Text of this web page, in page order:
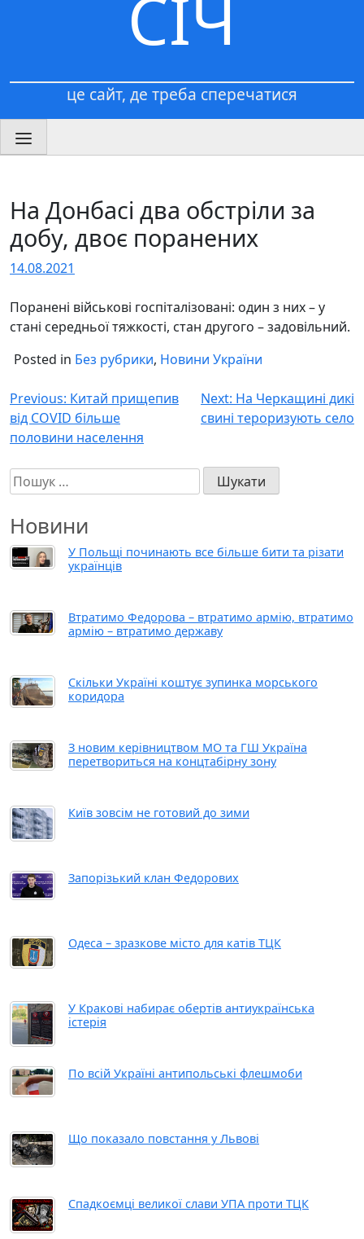
СІЧ
це сайт, де треба сперечатися
На Донбасі два обстріли за
добу, двоє поранених
14.08.2021
Поранені військові госпіталізовані: один з них – у
стані середньої тяжкості, стан другого – задовільний.
Posted in Без рубрики, Новини України
Навігація
записів
Previous: Китай прищепив
від COVID більше
половини населення
Next: На Черкащині дикі
свині тероризують село
Пошук:
Новини
У Польщі починають все більше бити та різати
українців
Втратимо Федорова – втратимо армію, втратимо
армію – втратимо державу
Скільки Україні коштує зупинка морського
коридора
З новим керівництвом МО та ГШ Україна
перетвориться на концтабірну зону
Київ зовсім не готовий до зими
Запорізький клан Федорових
Одеса – зразкове місто для катів ТЦК
У Кракові набирає обертів антиукраїнська
істерія
По всій Україні антипольські флешмоби
Що показало повстання у Львові
Спадкоємці великої слави УПА проти ТЦК